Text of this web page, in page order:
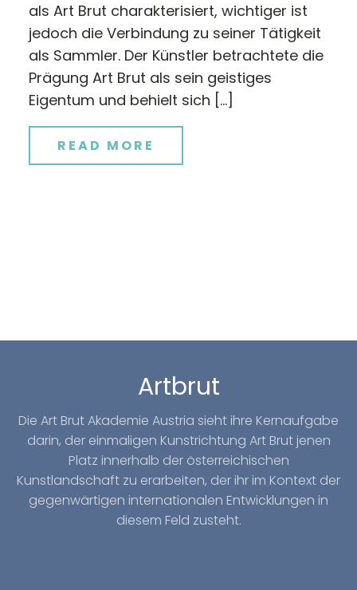
als Art Brut charakterisiert, wichtiger ist
jedoch die Verbindung zu seiner Tätigkeit
als Sammler. Der Künstler betrachtete die
Prägung Art Brut als sein geistiges
Eigentum und behielt sich […]
READ MORE
Artbrut
Die Art Brut Akademie Austria sieht ihre Kernaufgabe
darin, der einmaligen Kunstrichtung Art Brut jenen
Platz innerhalb der österreichischen
Kunstlandschaft zu erarbeiten, der ihr im Kontext der
gegenwärtigen internationalen Entwicklungen in
diesem Feld zusteht.